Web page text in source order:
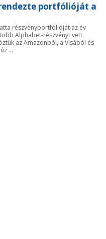
portfólióját a
részvényportfólióját az év
Alphabet-részvényt vett.
az Amazonból, a Visából és
...